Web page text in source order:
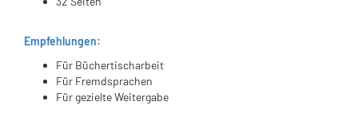
Empfehlungen:
Für Büchertischarbeit
Für Fremdsprachen
Für gezielte Weitergabe